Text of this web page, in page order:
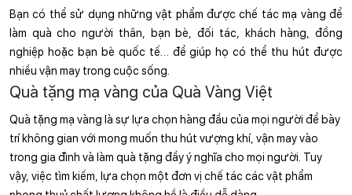
Bạn có thể sử dụng những vật phẩm được chế tác mạ vàng để
làm quà cho người thân, bạn bè, đối tác, khách hàng, đồng
nghiệp hoặc bạn bè quốc tế… để giúp họ có thể thu hút được
nhiều vận may trong cuộc sống.
Quà tặng mạ vàng của Quà Vàng Việt
Quà tặng mạ vàng là sự lựa chọn hàng đầu của mọi người để bày
trí không gian với mong muốn thu hút vượng khí, vận may vào
trong gia đình và làm quà tặng đầy ý nghĩa cho mọi người. Tuy
vậy, việc tìm kiếm, lựa chọn một đơn vị chế tác các vật phẩm